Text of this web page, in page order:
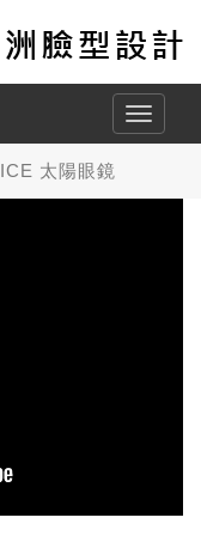
Toggle
ICE 太陽眼鏡